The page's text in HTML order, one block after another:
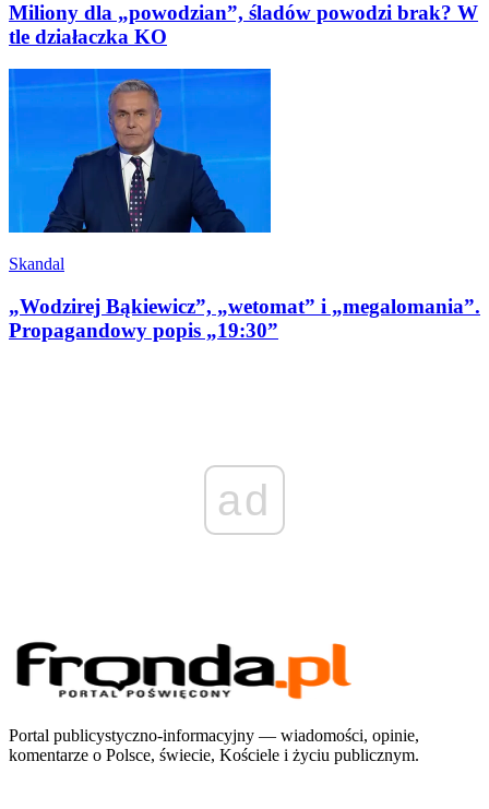
Miliony dla „powodzian”, śladów powodzi brak? W
tle działaczka KO
Skandal
„Wodzirej Bąkiewicz”, „wetomat” i „megalomania”.
Propagandowy popis „19:30”
ad
Portal publicystyczno-informacyjny — wiadomości, opinie,
komentarze o Polsce, świecie, Kościele i życiu publicznym.